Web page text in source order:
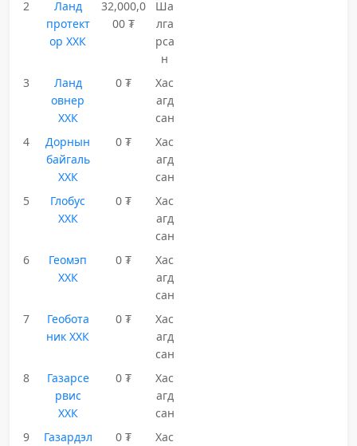
2
Ланд
протект
ор ХХК
32,000,0
00 ₮
Ша
лга
рса
н
3
Ланд
овнер
ХХК
0 ₮
Хас
агд
сан
4
Дорнын
байгаль
ХХК
0 ₮
Хас
агд
сан
5
Глобус
ХХК
0 ₮
Хас
агд
сан
6
Геомэп
ХХК
0 ₮
Хас
агд
сан
7
Геобота
ник ХХК
0 ₮
Хас
агд
сан
8
Газарсе
рвис
ХХК
0 ₮
Хас
агд
сан
9
Газардэл
0 ₮
Хас